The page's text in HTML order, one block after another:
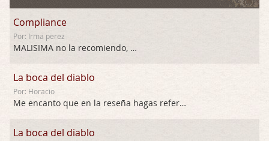
Compliance
Por: Irma perez
MALISIMA no la recomiendo, …
La boca del diablo
Por: Horacio
Me encanto que en la reseña hagas referen …
La boca del diablo